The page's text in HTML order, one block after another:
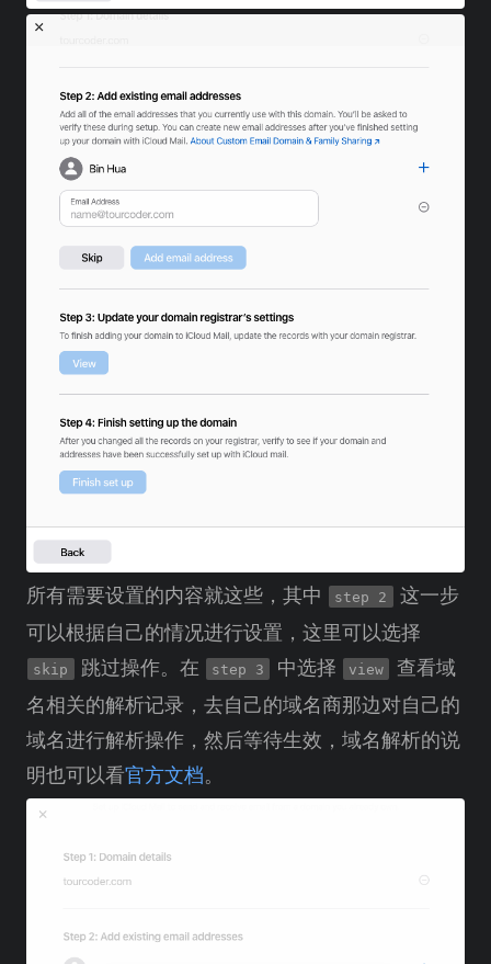
所有需要设置的内容就这些，其中 step 2
这一步
可以根据自己的情况进行设置，这里可以选择
skip 跳过操作。在 step 3 中选择 view
查看域
名相关的解析记录，去自己的域名商那边对自己的
域名进行解析操作，然后等待生效，域名解析的说
明也可以看官方文档。